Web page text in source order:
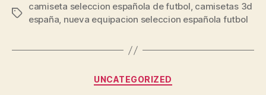
Etiquetas
camiseta seleccion española de futbol, camisetas 3d
españa, nueva equipacion seleccion española futbol
Categorías
UNCATEGORIZED